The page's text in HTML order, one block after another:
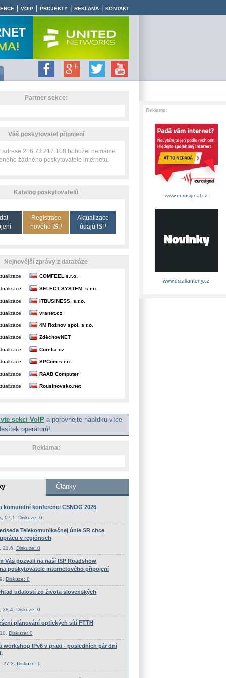
VOIP PROJEKTY REKLAMA KONTAKT
Partner sekce:
Váš poskytovatel připojení
adrese 216.73.217.108 bohužel nemáme
žádného poskytovatele internetu.
Katalog poskytovatelů
Registrace
nového ISP
Aktualizace
údajů ISP
Nejnovější zprávy z databáze
COMFEEL s.r.o.
SELECT SYSTEM, s.r.o.
ITBUSINESS, s.r.o.
vranet.cz
4M Rožnov spol. s r.o.
ZděchovNET
Corelia.cz
SPCom s.r.o.
RAAB Computer
Rousinovsko.net
sekci VoIP a porovnejte nabídku více
operátorů!
Reklama:
Reklama:
www.eurosignal.cz
www.drzakanteny.cz